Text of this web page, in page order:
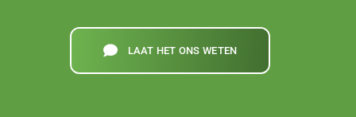
LAAT HET ONS WETEN